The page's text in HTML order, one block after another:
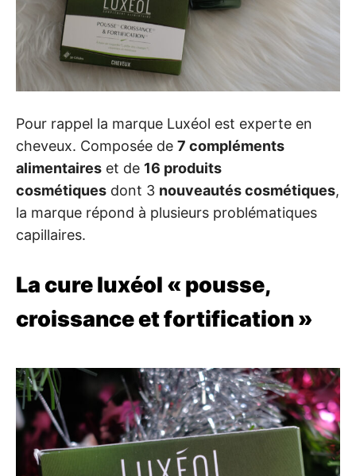
Pour rappel la marque Luxéol est experte en
cheveux. Composée de 7 compléments
alimentaires et de 16 produits
cosmétiques dont 3 nouveautés cosmétiques,
la marque répond à plusieurs problématiques
capillaires.
La cure luxéol « pousse,
croissance et fortification »